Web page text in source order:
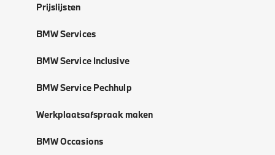
Prijslijsten
BMW Services
BMW Service Inclusive
BMW Service Pechhulp
Werkplaatsafspraak maken
BMW Occasions